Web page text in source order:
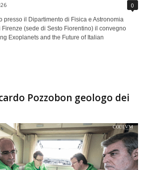
0
presso il Dipartimento di Fisica e Astronomia
(sede di Sesto Fiorentino) il convegno
Exoplanets and the Future of Italian
Pozzobon geologo dei